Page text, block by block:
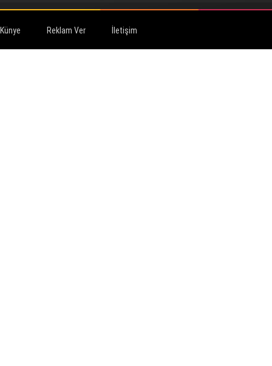
Künye Reklam Ver İletişim